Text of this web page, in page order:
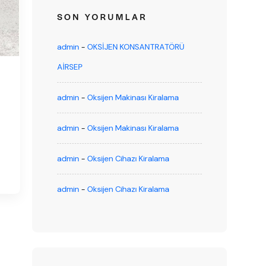
SON YORUMLAR
admin - OKSİJEN KONSANTRATÖRÜ
AİRSEP
admin - Oksijen Makinası Kiralama
admin - Oksijen Makinası Kiralama
admin - Oksijen Cihazı Kiralama
admin - Oksijen Cihazı Kiralama